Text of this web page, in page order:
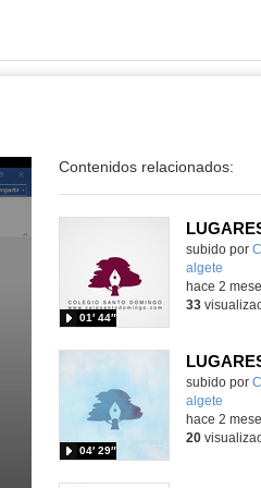
Contenidos relacionados:
Contenido
subido por
algete
01′ 44″
hace 2
33
Contenido
subido por
algete
04′ 29″
hace 2
20